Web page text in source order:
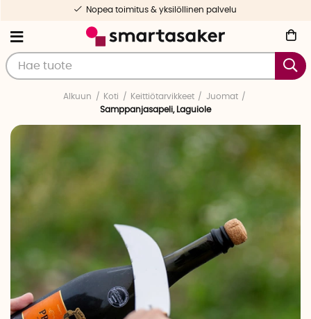
Nopea toimitus & yksilöllinen palvelu
Alkuun Koti Keittiötarvikkeet
Juomat
Samppanjasapeli, Laguiole